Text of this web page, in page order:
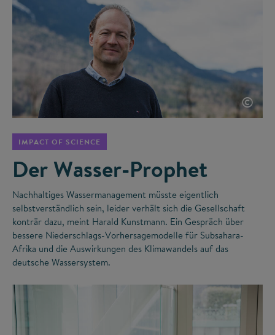
©
IMPACT OF SCIENCE
Der Wasser-Prophet
Nachhaltiges Wassermanagement müsste eigentlich
selbstverständlich sein, leider verhält sich die Gesellschaft
konträr dazu, meint Harald Kunstmann. Ein Gespräch über
bessere Niederschlags-Vorhersagemodelle für Subsahara-
Afrika und die Auswirkungen des Klimawandels auf das
deutsche Wassersystem.